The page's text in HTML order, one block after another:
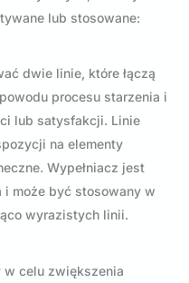
lub stosowane:
dwie linie, które łączą
procesu starzenia i
lub satysfakcji. Linie
na elementy
Wypełniacz jest
i może być stosowany w
wyrazistych linii.
w celu zwiększenia